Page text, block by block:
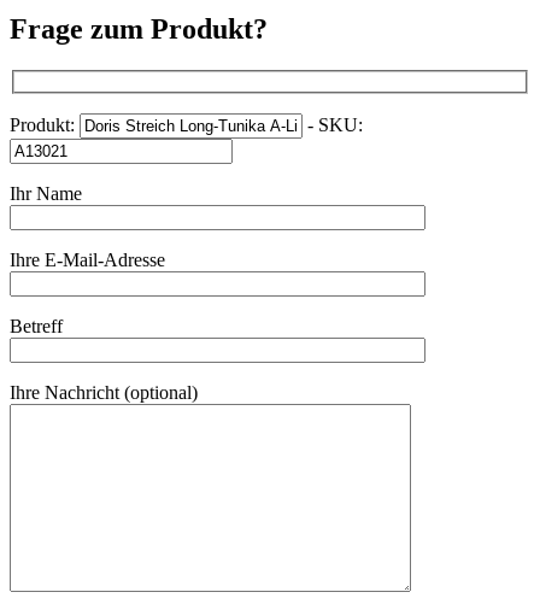
Frage zum Produkt?
Produkt: - SKU:
Ihr Name
Ihre E-Mail-Adresse
Betreff
Ihre Nachricht (optional)